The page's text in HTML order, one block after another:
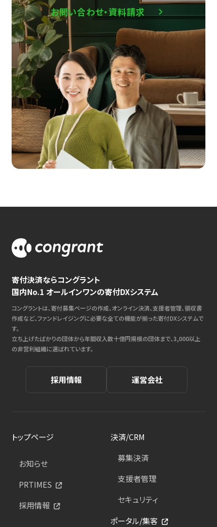
お問い合わせ・資料請求
寄付決済ならコングラント
国内No.1 オールインワンの寄付DXシステム
コングラントは、寄付募集ページの作成、オンライン決済、支援者管理、領収書
作成など、ファンドレイジングに必要な全ての機能が揃った寄付DXシステムで
す。
立ち上げたばかりの団体から年間収入数十億円規模の団体まで、3,000以上
の非営利組織に選ばれています。
採用情報 運営会社
トップページ
お知らせ
PRTIMES
採用情報
決済/CRM
募集決済
支援者管理
セキュリティ
ポータル/集客